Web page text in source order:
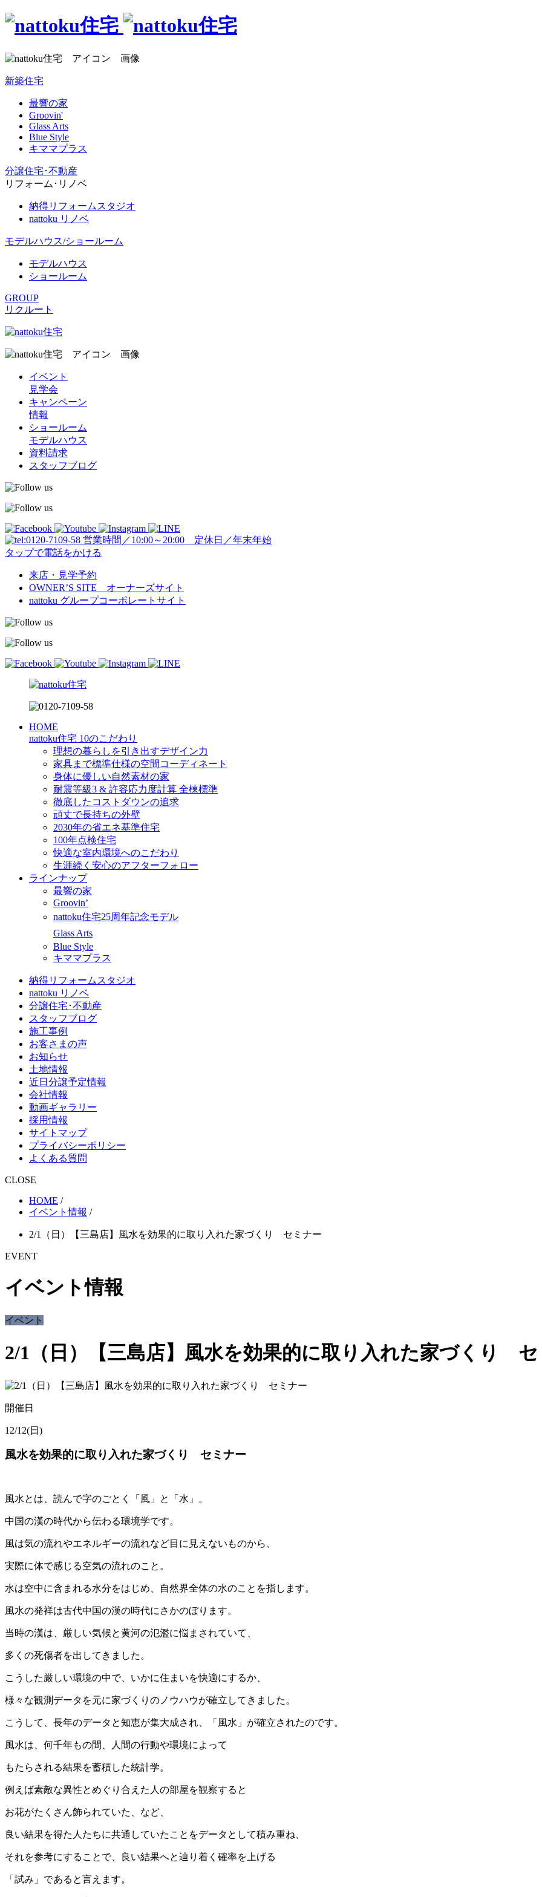
新築住宅
最響の家
Groovin'
Glass Arts
Blue Style
キママプラス
分譲住宅･不動産
リフォーム･リノベ
納得リフォームスタジオ
nattoku リノベ
モデルハウス/ショールーム
モデルハウス
ショールーム
GROUP
リクルート
イベント
見学会
キャンペーン
情報
ショールーム
モデルハウス
資料請求
スタッフブログ
営業時間／10:00～20:00 定休日／年末年始
タップで電話をかける
来店・見学予約
OWNER’S SITE オーナーズサイト
nattoku グループコーポレートサイト
HOME
nattoku住宅 10のこだわり
理想の暮らしを引き出すデザイン力
家具まで標準仕様の空間コーディネート
身体に優しい自然素材の家
耐震等級3 & 許容応力度計算 全棟標準
徹底したコストダウンの追求
頑丈で長持ちの外壁
2030年の省エネ基準住宅
100年点検住宅
快適な室内環境へのこだわり
生涯続く安心のアフターフォロー
ラインナップ
最響の家
Groovin’
nattoku住宅25周年記念モデル
Glass Arts
Blue Style
キママプラス
納得リフォームスタジオ
nattoku リノベ
分譲住宅･不動産
スタッフブログ
施工事例
お客さまの声
お知らせ
土地情報
近日分譲予定情報
会社情報
動画ギャラリー
採用情報
サイトマップ
プライバシーポリシー
よくある質問
CLOSE
HOME /
イベント情報 /
2/1（日）【三島店】風水を効果的に取り入れた家づくり セミナー
EVENT
イベント情報
イベント
2/1（日）【三島店】風水を効果的に取り入れた家づくり
開催日
12/12(日)
風水を効果的に取り入れた家づくり セミナー
風水とは、読んで字のごとく「風」と「水」。
中国の漢の時代から伝わる環境学です。
風は気の流れやエネルギーの流れなど目に見えないものから、
実際に体で感じる空気の流れのこと。
水は空中に含まれる水分をはじめ、自然界全体の水のことを指します。
風水の発祥は古代中国の漢の時代にさかのぼります。
当時の漢は、厳しい気候と黄河の氾濫に悩まされていて、
多くの死傷者を出してきました。
こうした厳しい環境の中で、いかに住まいを快適にするか、
様々な観測データを元に家づくりのノウハウが確立してきました。
こうして、長年のデータと知恵が集大成され、「風水」が確立されたのです。
風水は、何千年もの間、人間の行動や環境によって
もたらされる結果を蓄積した統計学。
例えば素敵な異性とめぐり合えた人の部屋を観察すると
お花がたくさん飾られていた、など、
良い結果を得た人たちに共通していたことをデータとして積み重ね、
それを参考にすることで、良い結果へと辿り着く確率を上げる
「試み」であると言えます。